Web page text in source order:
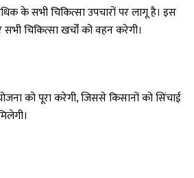
के सभी चिकित्सा उपचारों पर लागू है। इस
चिकित्सा खर्चों को वहन करेगी।
को पूरा करेगी, जिससे किसानों को सिंचाई